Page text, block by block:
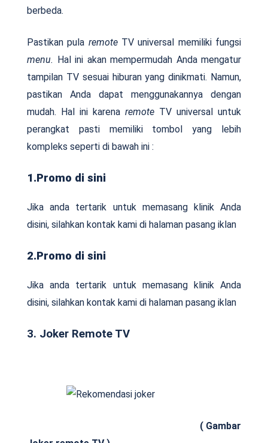
berbeda.
Pastikan pula remote TV universal memiliki fungsi
menu.
Hal ini akan mempermudah Anda mengatur
tampilan TV sesuai hiburan yang dinikmati. Namun,
pastikan Anda dapat menggunakannya dengan
mudah. Hal ini karena remote TV universal untuk
perangkat pasti memiliki tombol yang lebih
kompleks seperti di bawah ini :
1.Promo di sini
Jika anda tertarik untuk memasang klinik Anda
disini, silahkan kontak kami di halaman pasang iklan
2.Promo di sini
Jika anda tertarik untuk memasang klinik Anda
disini, silahkan kontak kami di halaman pasang iklan
3. Joker Remote TV
( Gambar